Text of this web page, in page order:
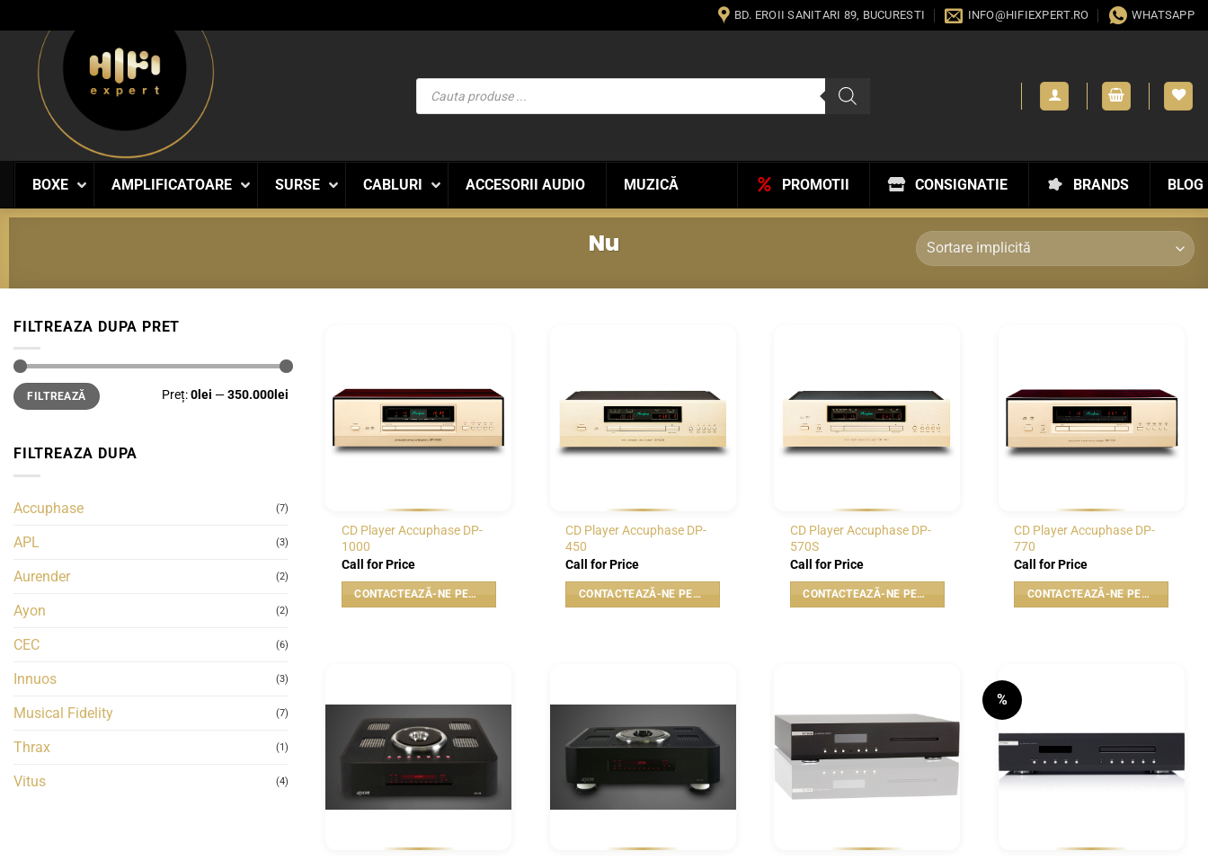
to
content
BD. EROII SANITARI 89, BUCURESTI INFO@HIFIEXPERT.RO WHATSAPP
Products
search
BOXE AMPLIFICATOARE SURSE CABLURI ACCESORII AUDIO MUZICĂ BLOG
BRANDS
CONSIGNATIE
PROMOTII
Nu
FILTREAZA DUPA PRET
Preț
minim
Preț
maximFILTREAZĂ Preț:0lei —350.000lei
FILTREAZA DUPA
Accuphase (7)
APL (3)
Aurender (2)
Ayon (2)
CEC (6)
Innuos (3)
Musical Fidelity (7)
Thrax (1)
Vitus (4)
CD Player Accuphase DP-
1000
Call for Price
CONTACTEAZĂ-NE PENTRU PREȚ
CD Player Accuphase DP-
450
Call for Price
CONTACTEAZĂ-NE PENTRU PREȚ
CD Player Accuphase DP-
570S
Call for Price
CONTACTEAZĂ-NE PENTRU PREȚ
CD Player Accuphase DP-
770
Call for Price
CONTACTEAZĂ-NE PENTRU PREȚ
WISHLIST WISHLIST
%